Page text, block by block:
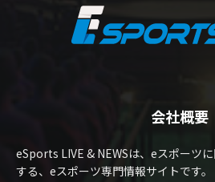
会社概要
eSports LIVE & NEWSは、eスポーツ
する、eスポーツ専門情報サイトです。